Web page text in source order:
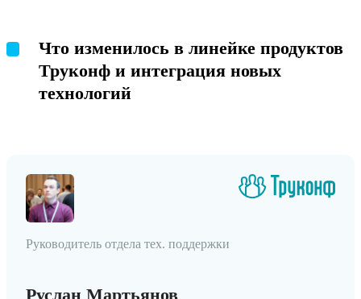
Что изменилось в линейке продуктов
Труконф и интеграция новых
технологий
Руководитель отдела тех. поддержки
Руслан Мартьянов